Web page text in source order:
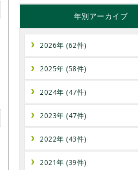
年別アーカイブ
2026年 (62件)
2025年 (58件)
2024年 (47件)
2023年 (47件)
2022年 (43件)
2021年 (39件)